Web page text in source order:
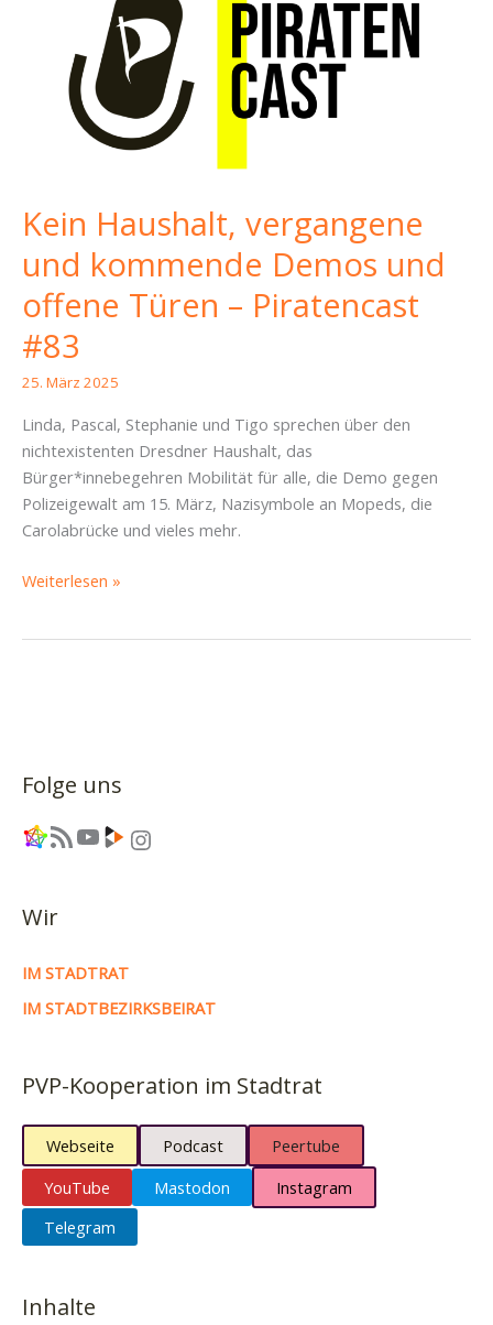
Kein Haushalt, vergangene
und kommende Demos und
offene Türen – Piratencast
#83
25. März 2025
Linda, Pascal, Stephanie und Tigo sprechen über den
nichtexistenten Dresdner Haushalt, das
Bürger*innebegehren Mobilität für alle, die Demo gegen
Polizeigewalt am 15. März, Nazisymbole an Mopeds, die
Carolabrücke und vieles mehr.
Kein
Türen
Piratencast
Weiterlesen »
Folge uns
Link RSS-Feed YouTube Link Instagram
Wir
IM STADTRAT
IM STADTBEZIRKSBEIRAT
PVP-Kooperation im Stadtrat
Webseite Podcast
Peertube
YouTube
Mastodon
Instagram
Telegram
Inhalte